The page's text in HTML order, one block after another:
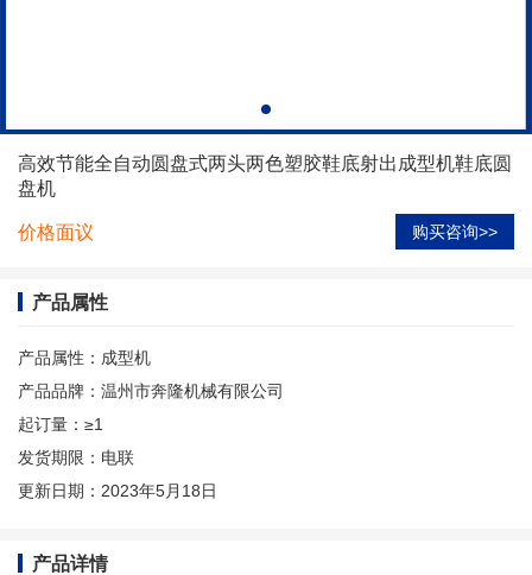
高效节能全自动圆盘式两头两色塑胶鞋底射出成型机鞋底圆
盘机
价格面议 购买咨询>>
产品属性
产品属性： 成型机
产品品牌： 温州市奔隆机械有限公司
起订量： ≥1
发货期限： 电联
更新日期： 2023年5月18日
产品详情